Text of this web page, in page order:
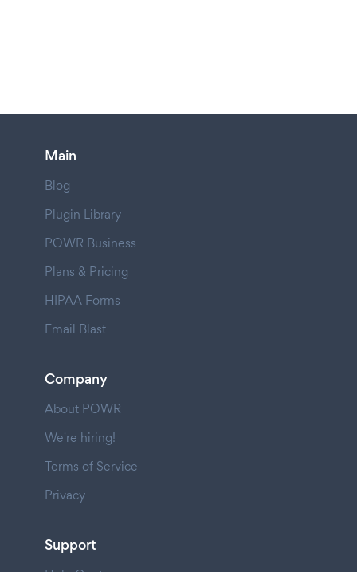
Main
Blog
Plugin Library
POWR Business
Plans & Pricing
HIPAA Forms
Email Blast
Company
About POWR
We're hiring!
Terms of Service
Privacy
Support